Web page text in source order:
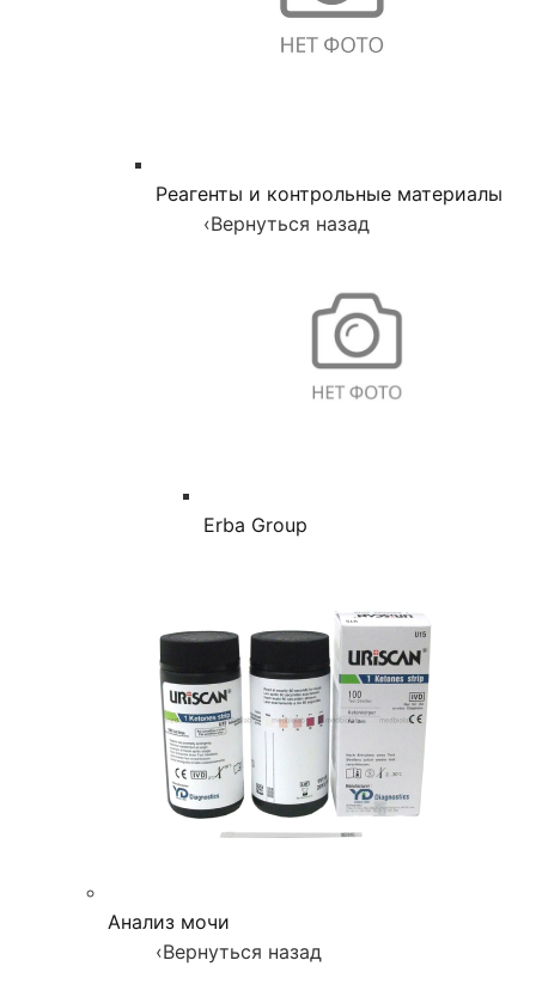
Реагенты и контрольные материалы
‹Вернуться назад
Erba Group
Анализ мочи
‹Вернуться назад